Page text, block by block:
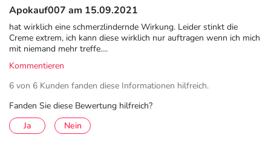
Macrogolglycerolhydroxystearat, Cetiol SB 45 (Shea
Butter), Rosmarinöl, Menthol (Levomenthol), Thymol,
Edeltannenzapfenöl, Arnikatinktur, Sorbinsäure,
Retterspitz Muskelcreme ist frei von tierischen
Adresse des Anbieters/Herstellers
Apokauf007 am 15.09.2021
hat wirklich eine schmerzlindernde Wirkung. Leider stinkt die
Creme extrem, ich kann diese wirklich nur auftragen wenn ich mich
mit niemand mehr treffe....
Kommentieren
6 von 6 Kunden fanden diese Informationen hilfreich.
Fanden Sie diese Bewertung hilfreich?
Ja
Nein